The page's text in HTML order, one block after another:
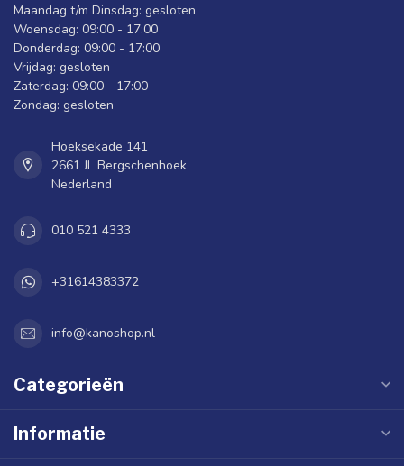
Maandag t/m Dinsdag: gesloten
Woensdag: 09:00 - 17:00
Donderdag: 09:00 - 17:00
Vrijdag: gesloten
Zaterdag: 09:00 - 17:00
Zondag: gesloten
Hoeksekade 141
2661 JL Bergschenhoek
Nederland
010 521 4333
+31614383372
info@kanoshop.nl
Categorieën
Informatie